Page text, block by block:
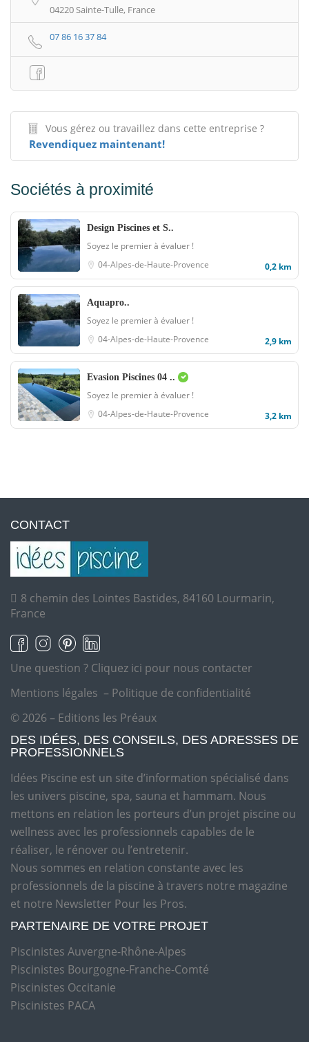
04220 Sainte-Tulle, France
07 86 16 37 84
Vous gérez ou travaillez dans cette entreprise ?
Revendiquez maintenant!
Sociétés à proximité
Design Piscines et S..
Soyez le premier à évaluer !
04-Alpes-de-Haute-Provence
0,2 km
Aquapro..
Soyez le premier à évaluer !
04-Alpes-de-Haute-Provence
2,9 km
Evasion Piscines 04 ..
Soyez le premier à évaluer !
04-Alpes-de-Haute-Provence
3,2 km
CONTACT
8 chemin des Lointes Bastides, 84160 Lourmarin,
France
Une question ? Cliquez ici pour nous contacter
Mentions légales – Politique de confidentialité
© 2026 – Editions les Préaux
DES IDÉES, DES CONSEILS, DES ADRESSES DE
PROFESSIONNELS
Idées Piscine est un site d’information spécialisé dans
les univers piscine, spa, sauna et hammam. Nous
mettons en relation les porteurs d’un projet piscine ou
wellness avec les professionnels capables de le
réaliser, le rénover ou l’entretenir.
Nous sommes en relation constante avec les
professionnels de la piscine à travers notre magazine
et notre Newsletter Pour les Pros.
PARTENAIRE DE VOTRE PROJET
Piscinistes Auvergne-Rhône-Alpes
Piscinistes Bourgogne-Franche-Comté
Piscinistes Occitanie
Piscinistes PACA